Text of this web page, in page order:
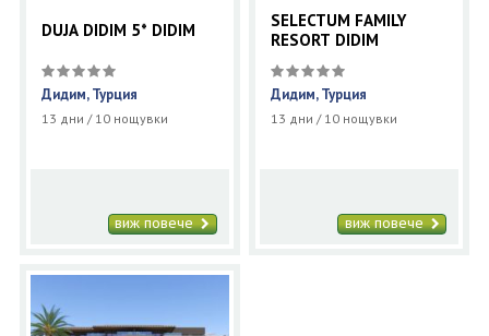
DUJA DIDIM 5* DIDIM
Дидим, Турция
13 дни / 10 нощувки
виж повече
SELECTUM FAMILY
RESORT DIDIM
Дидим, Турция
13 дни / 10 нощувки
виж повече